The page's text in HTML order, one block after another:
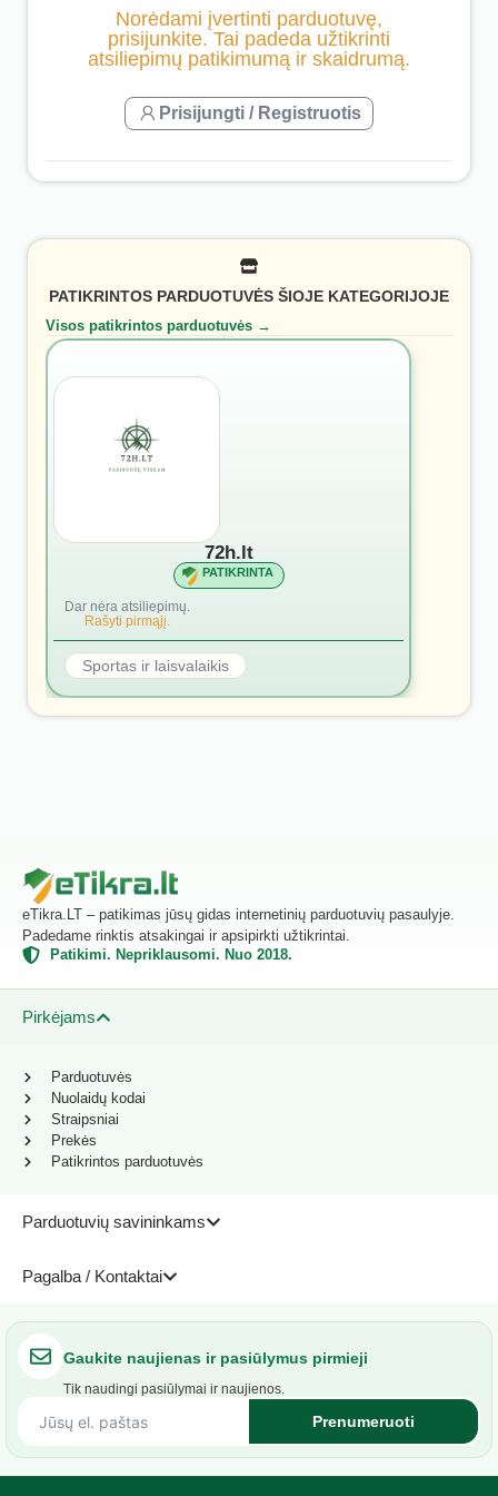
Norėdami įvertinti parduotuvę,
prisijunkite. Tai padeda užtikrinti
atsiliepimų patikimumą ir skaidrumą.
Prisijungti / Registruotis
PATIKRINTOS PARDUOTUVĖS ŠIOJE KATEGORIJOJE
Visos patikrintos parduotuvės →
72h.lt
PATIKRINTA
Dar nėra atsiliepimų.
Rašyti pirmąjį.
Sportas ir laisvalaikis
eTikra.LT – patikimas jūsų gidas internetinių parduotuvių pasaulyje.
Padedame rinktis atsakingai ir apsipirkti užtikrintai.
Patikimi. Nepriklausomi. Nuo 2018.
Pirkėjams
Parduotuvių savininkams
Pagalba / Kontaktai
Parduotuvės
Nuolaidų kodai
Straipsniai
Prekės
Patikrintos parduotuvės
Gaukite naujienas ir pasiūlymus pirmieji
Tik naudingi pasiūlymai ir naujienos.
Prenumeruoti